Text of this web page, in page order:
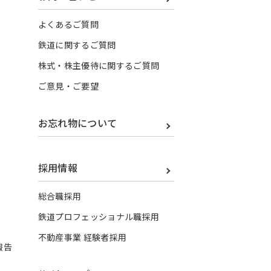
告
よくあるご質問
鉄道に関するご質問
株式・株主優待に関するご質問
ご意見・ご要望
お忘れ物について
採用情報
総合職採用
鉄道プロフェッショナル職採用
不動産事業 経験者採用